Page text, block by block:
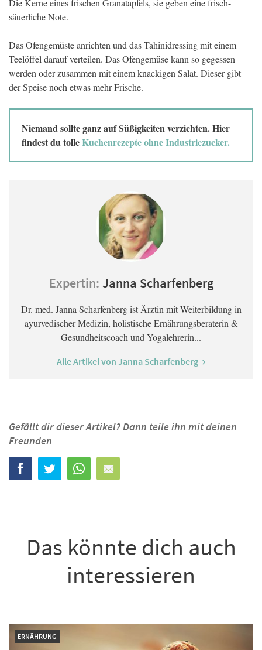
Die Kerne eines frischen Granatapfels, sie geben eine frisch-
säuerliche Note.
Das Ofengemüste anrichten und das Tahinidressing mit einem
Teelöffel darauf verteilen. Das Ofengemüse kann so gegessen
werden oder zusammen mit einem knackigen Salat. Dieser gibt
der Speise noch etwas mehr Frische.
Niemand sollte ganz auf Süßigkeiten verzichten. Hier
findest du tolleKuchenrezepte ohne Industriezucker.
Expertin: Janna Scharfenberg
Dr. med. Janna Scharfenberg ist Ärztin mit Weiterbildung in
ayurvedischer Medizin, holistische Ernährungsberaterin &
Gesundheitscoach und Yogalehrerin...
Alle Artikel von Janna Scharfenberg →
Gefällt dir dieser Artikel? Dann teile ihn mit deinen
Freunden
Das könnte dich auch
interessieren
ERNÄHRUNG